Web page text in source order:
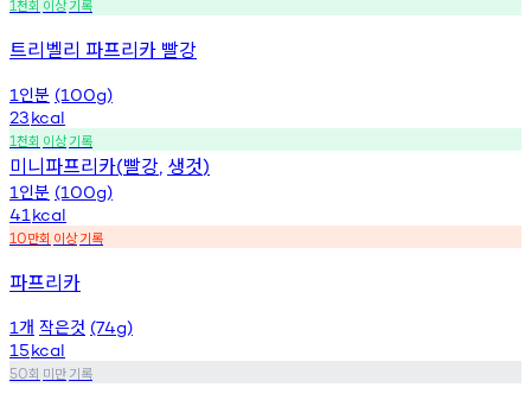
1천회 이상기록
트리벨리 파프리카 빨강
1 인분 (100g)
23kcal
1천회 이상기록
미니파프리카(빨강, 생것)
1 인분 (100g)
41 kcal
10만회 이상기록
파프리카
1 개 작은것 (74g)
15kcal
50회 미만기록